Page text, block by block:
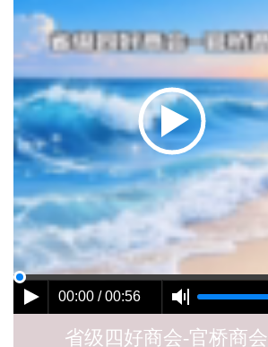
省级四好商会-官桥商会
00:00 / 00:56